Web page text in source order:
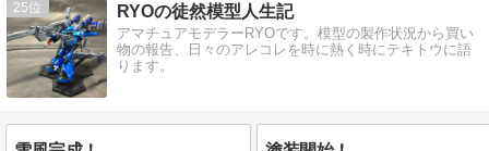
25 RYOの徒然模型人生記
アマチュアモデラーRYOです。模型の製作状況から買い
物の報告、日々のアレコレを時に熱く時にテキトウに語
ります。